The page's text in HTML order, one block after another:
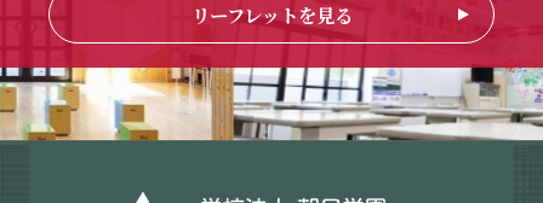
リーフレットを見る